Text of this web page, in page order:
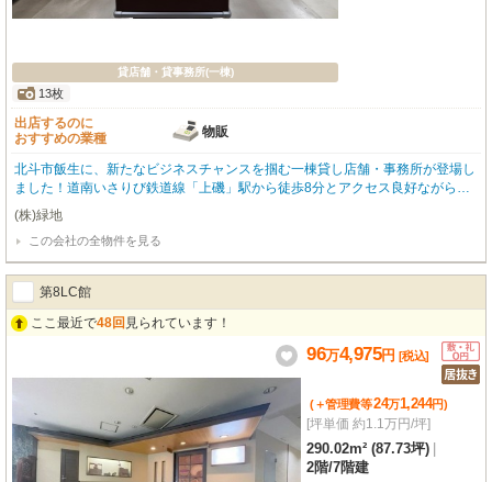
貸店舗・貸事務所(一棟)
13枚
出店するのに
おすすめの業種
物販
北斗市飯生に、新たなビジネスチャンスを掴む一棟貸し店舗・事務所が登場し
ました！道南いさりび鉄道線「上磯」駅から徒歩8分とアクセス良好ながら、
広大な敷地には嬉しい無料駐車場を10台完備。お客様も従業員様も安心してお
越しいただけます。小売・物販店にぴったりの前面ガラス張りで、明るく開放
的な雰囲気が魅力的です。エアコンや男女別トイレ、照明器具、ガス・給排水
設備など、事業をスムーズに始められる設備も充実しています。徒歩圏内には
コンビニや郵便局、銀行が揃い、日々の業務もスムーズに進められますね。鉄
骨造2階建てのしっかりとした建物で、あなたのビジネスを大きく飛躍させる
拠点として、ぜひご検討ください。
(株)緑地
この会社の全物件を見る
第8LC館
ここ最近で48回 見られています！
96万4,975円 [税込]
(＋管理費等24万1,244円)
[坪単価 約1.1万円/坪]
290.02m² (87.73坪)
2階/7階建